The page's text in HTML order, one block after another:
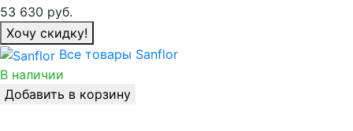
53 630 руб.
Хочу скидку!
Все товары Sanflor
В наличии
Добавить в корзину